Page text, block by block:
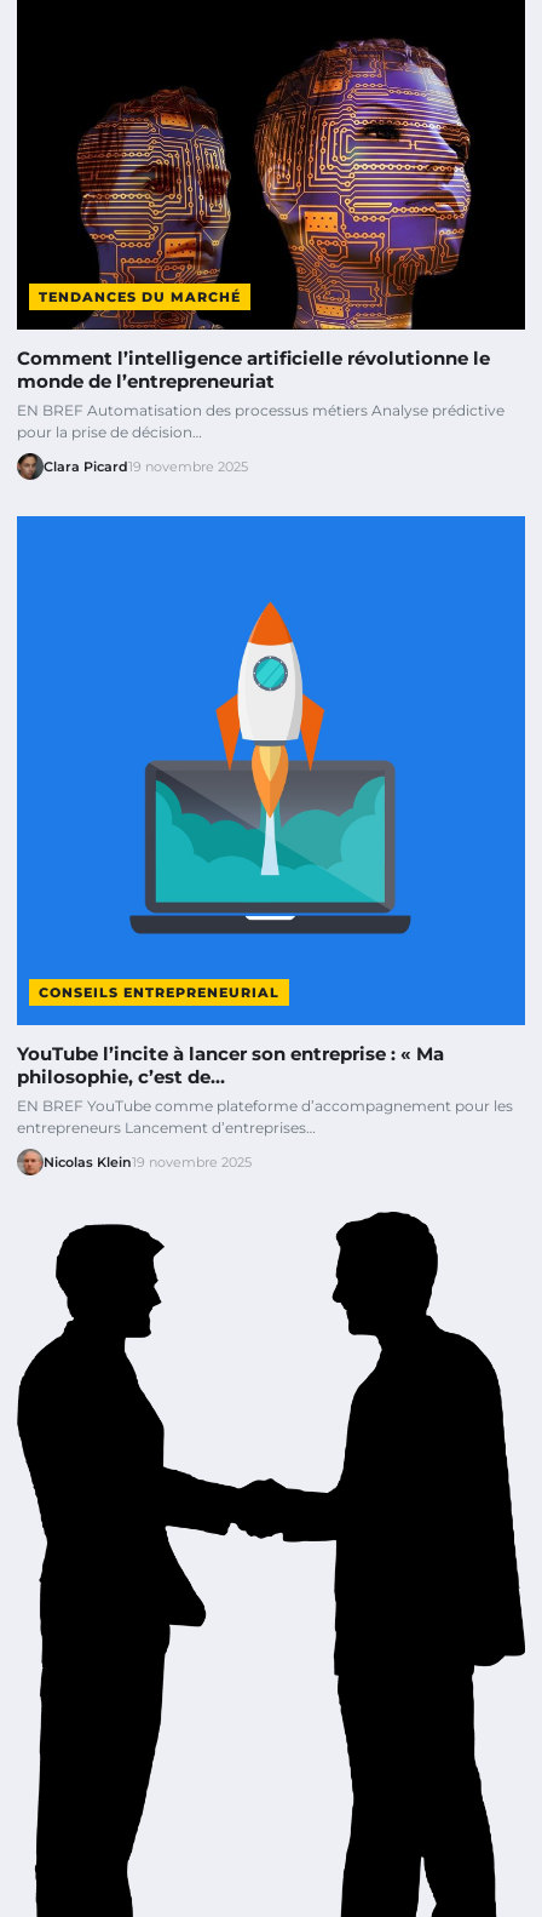
TENDANCES DU MARCHÉ
Comment l’intelligence artificielle révolutionne le
monde de l’entrepreneuriat
EN BREF Automatisation des processus métiers Analyse prédictive
pour la prise de décision…
Clara Picard19 novembre 2025
CONSEILS ENTREPRENEURIAL
YouTube l’incite à lancer son entreprise : « Ma
philosophie, c’est de…
EN BREF YouTube comme plateforme d’accompagnement pour les
entrepreneurs Lancement d’entreprises…
Nicolas Klein19 novembre 2025